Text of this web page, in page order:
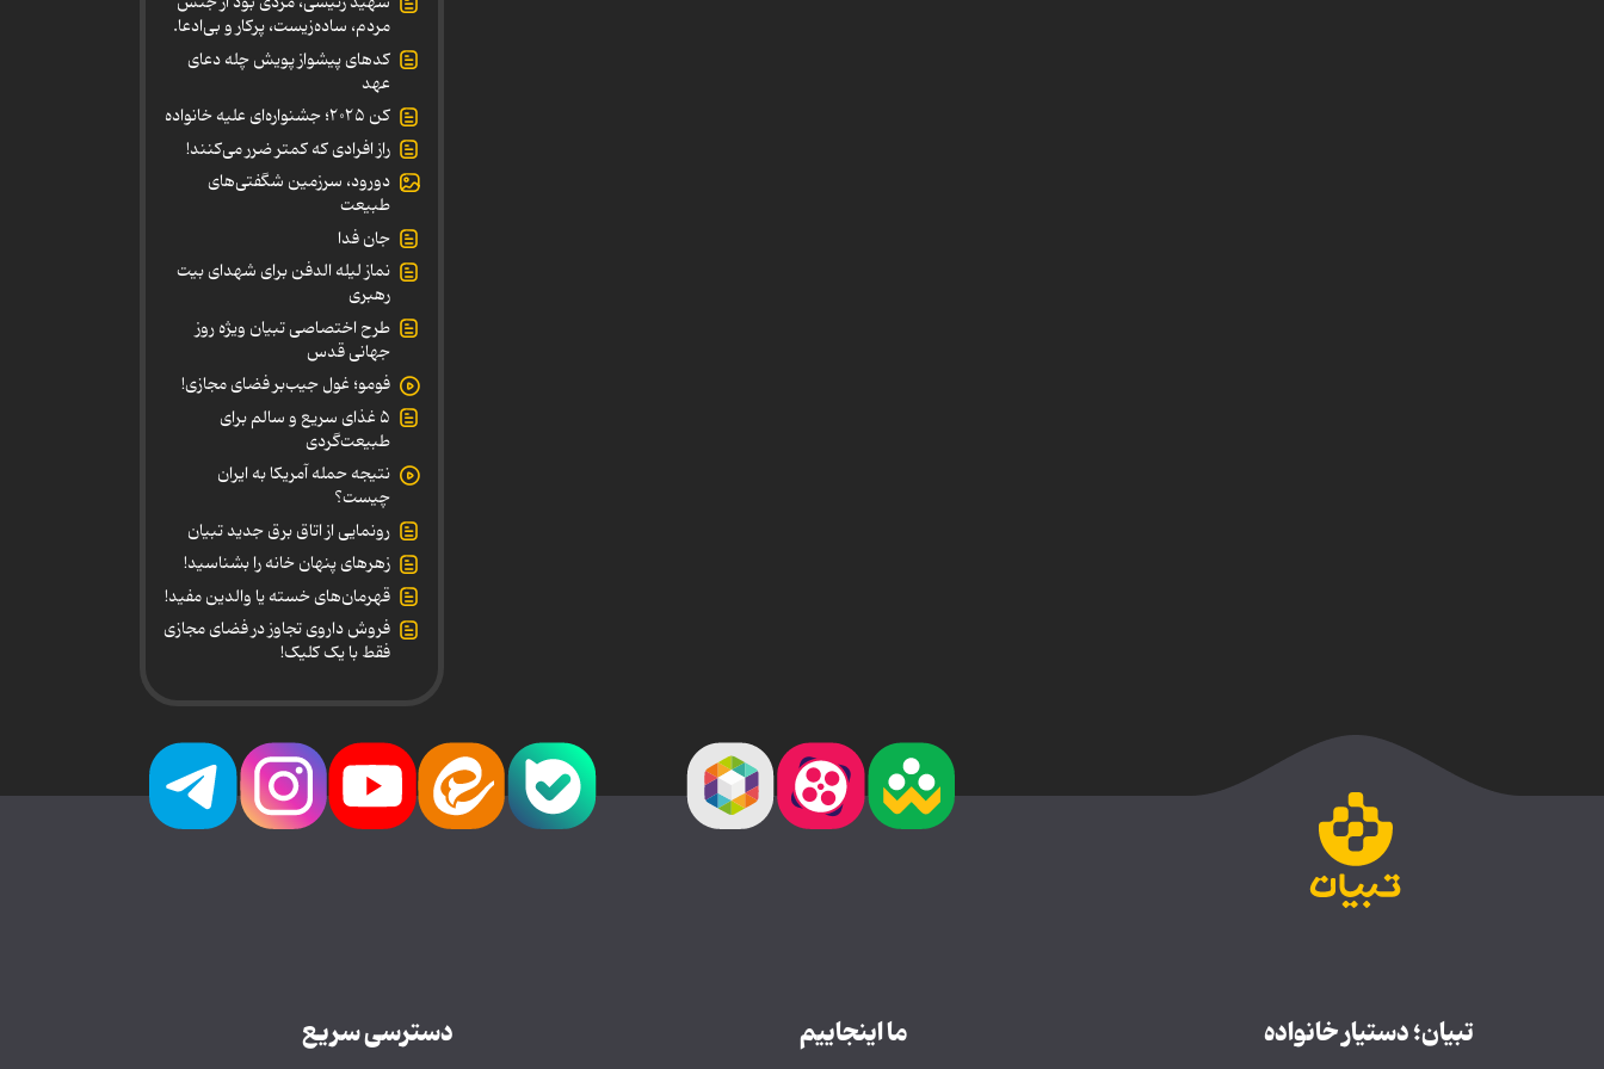
مردم، ساده‌زیست، پرکار و بی‌ادعا.
کدهای پیشواز پویش چله دعای
عهد
کن ۲۰۲۵؛ جشنواره‌ای علیه خانواده
راز افرادی که کمتر ضرر می‌کنند!
دورود، سرزمین شگفتی‌های
طبیعت
جان فدا
نماز لیله الدفن برای شهدای بیت
رهبری
طرح اختصاصی تبیان ویژه روز
جهانی قدس
فومو؛ غول جیب‌بر فضای مجازی!
۵ غذای سریع و سالم برای
طبیعت‌گردی
نتیجه حمله آمریکا به ایران
چیست؟
رونمایی از اتاق برق جدید تبیان
زهرهای پنهان خانه را بشناسید!
قهرمان‌های خسته یا والدین مفید!
فروش داروی تجاوز در فضای مجازی
فقط با یک کلیک!
تبیان؛ دستیار خانواده ما اینجاییم دسترسی سریع